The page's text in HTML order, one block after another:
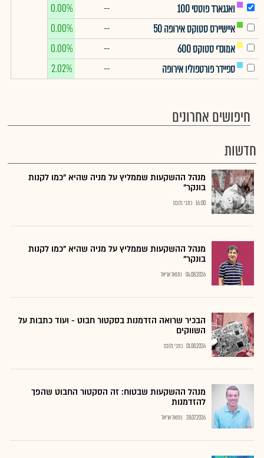
ואנגארד פוטסי 100
--
0.00%
איישיירס סטוקס אירופה 50
--
0.00%
אמונדי סטוקס 600
--
0.00%
ספיידר פורטפוליו אירופה
--
2.02%
חיפושים אחרונים
חדשות
מנהל ההשקעות שממליץ על מניה שהיא "כמו לקנות
בונקר"
16:00 כתבי גלובס
מנהל ההשקעות שממליץ על מניה שהיא "כמו לקנות
בונקר"
04.08.2026 נתנאל אריאל
הבכיר שרואה הזדמנות בסקטור חבוט - ועוד כתבות על
השווקים
01.08.2026 כתבי גלובס
מנהל ההשקעות שבטוח: זה הסקטור החבוט שהפך
להזדמנות
28.07.2026 נתנאל אריאל